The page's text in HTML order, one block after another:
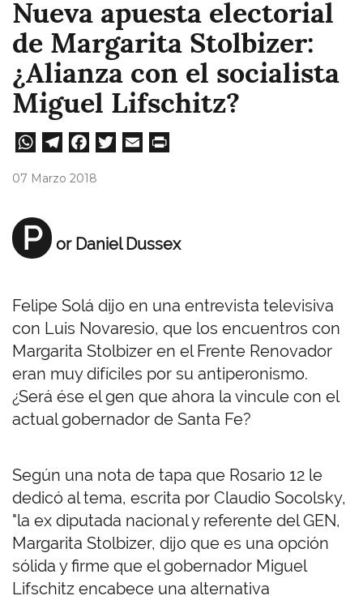
Nueva apuesta electorial
de Margarita Stolbizer:
¿Alianza con el socialista
Miguel Lifschitz?
W
A
pp
Te
m
Fa
07 Marzo 2018
P or Daniel Dussex
Felipe Solá dijo en una entrevista televisiva
con Luis Novaresio, que los encuentros con
Margarita Stolbizer en el Frente Renovador
eran muy difíciles por su antiperonismo.
¿Será ése el gen que ahora la vincule con el
actual gobernador de Santa Fe?
Según una nota de tapa que Rosario 12 le
dedicó al tema, escrita por Claudio Socolsky,
"la ex diputada nacional y referente del GEN,
Margarita Stolbizer, dijo que es una opción
sólida y firme que el gobernador Miguel
Lifschitz encabece una alternativa